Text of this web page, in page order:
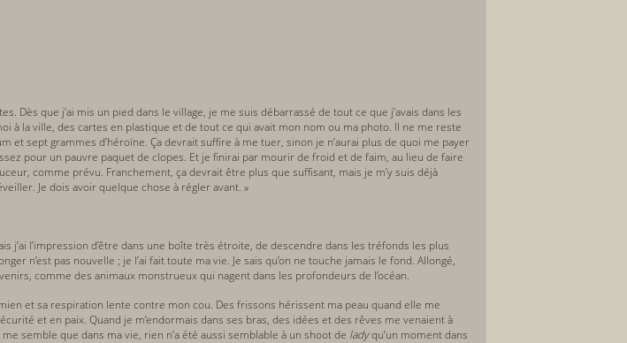
Dès que j’ai mis un pied dans le village, je me suis débarrassé de tout ce que j’avais dans les
à la ville, des cartes en plastique et de tout ce qui avait mon nom ou ma photo. Il ne me reste
et sept grammes d’héroïne. Ça devrait suffire à me tuer, sinon je n’aurai plus de quoi me payer
pour un pauvre paquet de clopes. Et je finirai par mourir de froid et de faim, au lieu de faire
comme prévu. Franchement, ça devrait être plus que suffisant, mais je m’y suis déjà
Je dois avoir quelque chose à régler avant. »
j’ai l’impression d’être dans une boîte très étroite, de descendre dans les tréfonds les plus
n’est pas nouvelle ; je l’ai fait toute ma vie. Je sais qu’on ne touche jamais le fond. Allongé,
comme des animaux monstrueux qui nagent dans les profondeurs de l’océan.
et sa respiration lente contre mon cou. Des frissons hérissent ma peau quand elle me
et en paix. Quand je m’endormais dans ses bras, des idées et des rêves me venaient à
semble que dans ma vie, rien n’a été aussi semblable à un shoot de ladyqu’un moment dans